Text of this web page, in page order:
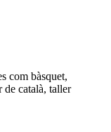
com bàsquet,
de català, taller